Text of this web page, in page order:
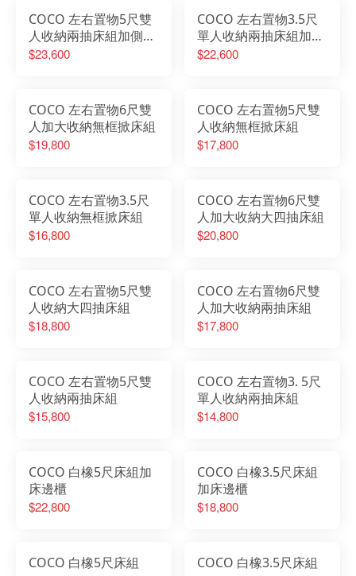
COCO 左右置物5尺雙
人收納兩抽床組加側邊
櫃
$23,600
COCO 左右置物3.5尺
單人收納兩抽床組加床
邊櫃
$22,600
COCO 左右置物6尺雙
人加大收納無框掀床組
$19,800
COCO 左右置物5尺雙
人收納無框掀床組
$17,800
COCO 左右置物3.5尺
單人收納無框掀床組
$16,800
COCO 左右置物6尺雙
人加大收納大四抽床組
$20,800
COCO 左右置物5尺雙
人收納大四抽床組
$18,800
COCO 左右置物6尺雙
人加大收納兩抽床組
$17,800
COCO 左右置物5尺雙
人收納兩抽床組
$15,800
COCO 左右置物3. 5尺
單人收納兩抽床組
$14,800
COCO 白橡5尺床組加
床邊櫃
$22,800
COCO 白橡3.5尺床組
加床邊櫃
$18,800
COCO 白橡5尺床組 COCO 白橡3.5尺床組